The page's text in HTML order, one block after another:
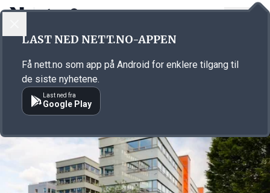
Annonsørinnhold
LAST NED NETT.NO-APPEN
Få nett.no som app på Android for enklere tilgang til
de siste nyhetene.
Last ned fra
Google Play